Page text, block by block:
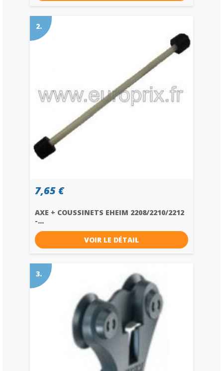
2.
7,65 €
AXE + COUSSINETS EHEIM 2208/2210/2212
-...
VOIR LE DÉTAIL
3.